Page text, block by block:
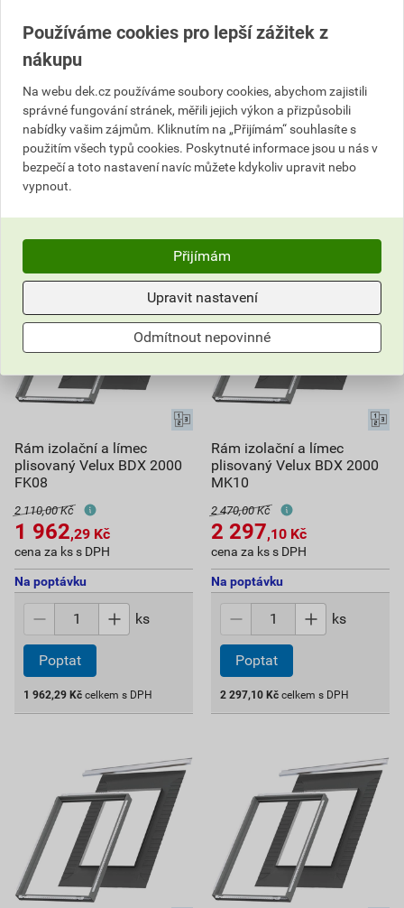
1 664,71Kč
cena za ks s DPH
Na poptávku
ks
Poptat
1 664,71
1 860,00Kč
Na poptávku
ks
Poptat
Rám izolační a límec
plisovaný Velux BDX 2000
FK08
2 110,00 Kč
1 962,29 Kč
cena za ks s DPH
Na poptávku
ks
Poptat
1 962,29 Kč celkem s DPH
Rám izolační a límec
plisovaný Velux BDX 2000
MK10
2 470,00 Kč
2 297,10 Kč
cena za ks s DPH
Na poptávku
ks
Poptat
2 297,10 Kč celkem s DPH
Používáme cookies pro lepší zážitek z
nákupu
Na webu dek.cz používáme soubory cookies, abychom zajistili
správné fungování stránek, měřili jejich výkon a přizpůsobili
nabídky vašim zájmům. Kliknutím na „Přijímám“ souhlasíte s
použitím všech typů cookies. Poskytnuté informace jsou u nás v
bezpečí a toto nastavení navíc můžete kdykoliv upravit nebo
vypnout.
Přijímám
Upravit nastavení
Odmítnout nepovinné